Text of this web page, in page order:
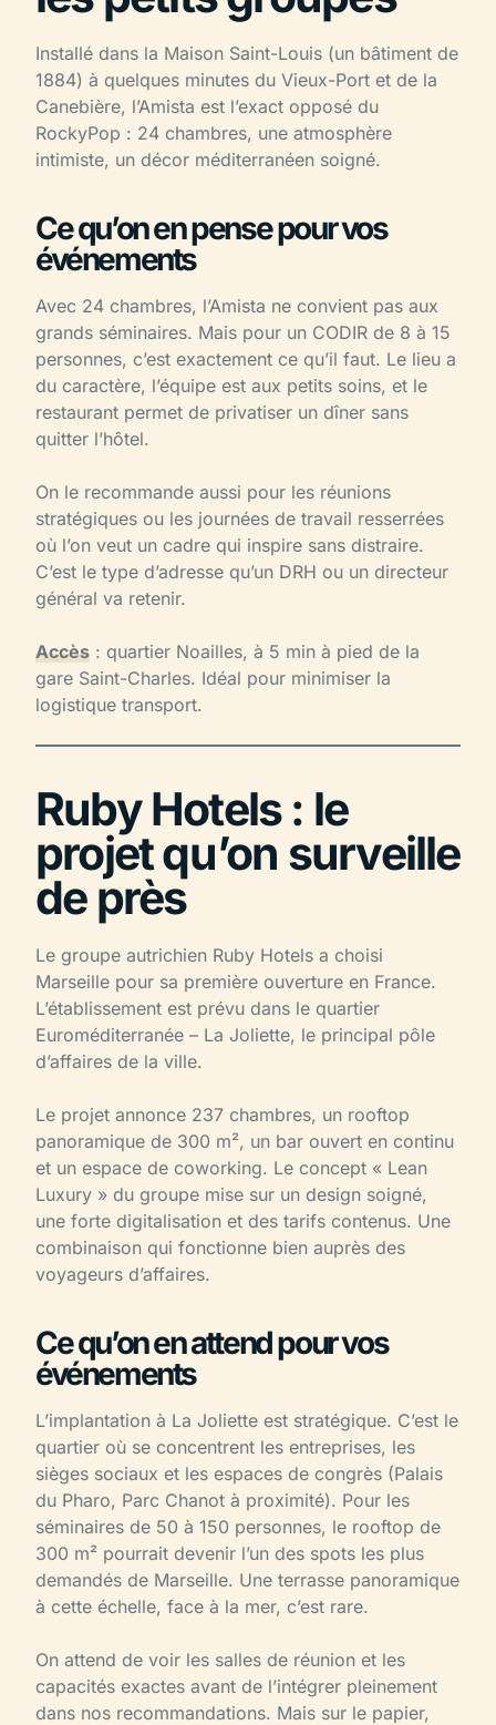
Installé dans la Maison Saint-Louis (un bâtiment de
1884) à quelques minutes du Vieux-Port et de la
Canebière, l’Amista est l’exact opposé du
RockyPop : 24 chambres, une atmosphère
intimiste, un décor méditerranéen soigné.
Ce qu’on en pense pour vos
événements
Avec 24 chambres, l’Amista ne convient pas aux
grands séminaires. Mais pour un CODIR de 8 à 15
personnes, c’est exactement ce qu’il faut. Le lieu a
du caractère, l’équipe est aux petits soins, et le
restaurant permet de privatiser un dîner sans
quitter l’hôtel.
On le recommande aussi pour les réunions
stratégiques ou les journées de travail resserrées
où l’on veut un cadre qui inspire sans distraire.
C’est le type d’adresse qu’un DRH ou un directeur
général va retenir.
Accès : quartier Noailles, à 5 min à pied de la
gare Saint-Charles. Idéal pour minimiser la
logistique transport.
Ruby Hotels : le
projet qu’on surveille
de près
Le groupe autrichien Ruby Hotels a choisi
Marseille pour sa première ouverture en France.
L’établissement est prévu dans le quartier
Euroméditerranée – La Joliette, le principal pôle
d’affaires de la ville.
Le projet annonce 237 chambres, un rooftop
panoramique de 300 m², un bar ouvert en continu
et un espace de coworking. Le concept « Lean
Luxury » du groupe mise sur un design soigné,
une forte digitalisation et des tarifs contenus. Une
combinaison qui fonctionne bien auprès des
voyageurs d’affaires.
Ce qu’on en attend pour vos
événements
L’implantation à La Joliette est stratégique. C’est le
quartier où se concentrent les entreprises, les
sièges sociaux et les espaces de congrès (Palais
du Pharo, Parc Chanot à proximité). Pour les
séminaires de 50 à 150 personnes, le rooftop de
300 m² pourrait devenir l’un des spots les plus
demandés de Marseille. Une terrasse panoramique
à cette échelle, face à la mer, c’est rare.
On attend de voir les salles de réunion et les
capacités exactes avant de l’intégrer pleinement
dans nos recommandations. Mais sur le papier,